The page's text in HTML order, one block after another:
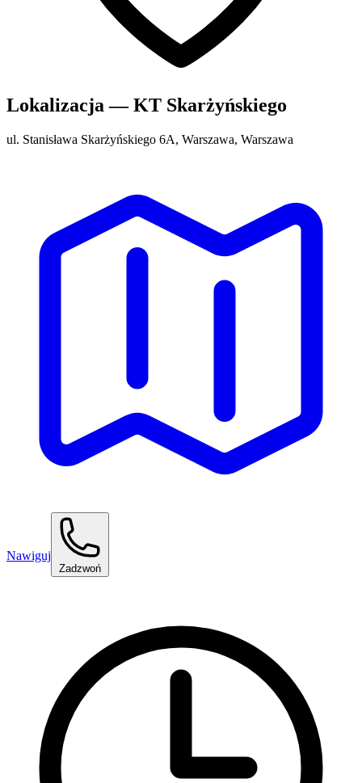
Lokalizacja — KT Skarżyńskiego
ul. Stanisława Skarżyńskiego 6A, Warszawa, Warszawa
Nawiguj
Zadzwoń